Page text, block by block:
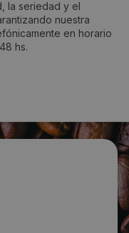
la seriedad y el
nuestra
en horario
hs.